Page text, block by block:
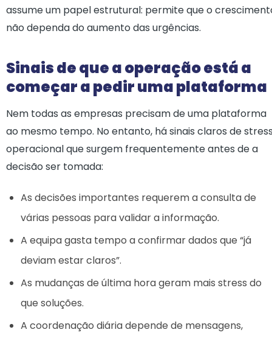
assume um papel estrutural: permite que o
não dependa do aumento das urgências.
Sinais de que a operação está a
começar a pedir uma plataforma
Nem todas as empresas precisam de uma plataforma
ao mesmo tempo. No entanto, há sinais claros de
operacional que surgem frequentemente antes de a
decisão ser tomada:
As decisões importantes requerem a consulta de
várias pessoas para validar a informação.
A equipa gasta tempo a confirmar dados que “já
deviam estar claros”.
As mudanças de última hora geram mais stress do
que soluções.
A coordenação diária depende de mensagens,